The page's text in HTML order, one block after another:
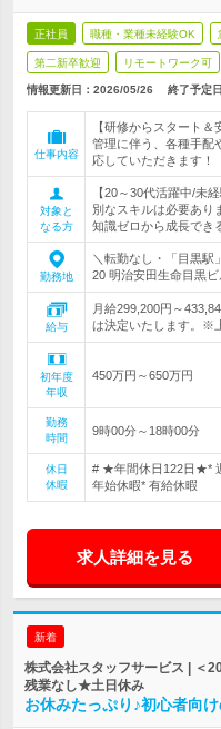
正社員 職種・業種未経験OK
第二新卒歓迎 リモートワーク可
情報更新日：2026/05/26 終了予定
仕事内容
【研修からスタート
管理に伴う、各種手配
応していただきます！
対象と
なる方
【20～30代活躍中/未
別なスキルは必要あ
知識ゼロから成長でき
勤務地
＼転勤なし・「目黒駅
20 明治安田生命目黒
給与
月給299,200円～
は決定いたします。※
初年度
年収
450万円～650万円
勤務
時間
9時00分～18時00分
休日
休暇
# ★年間休日122日★*
年始休暇* 有給休暇
求人詳細を見る
新着
株式会社スタッフサービス | ＜
残業なし★土日休み
お休みたっぷり♪初心者向